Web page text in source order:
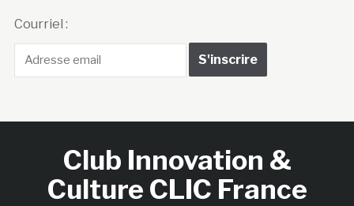
Courriel :
Club Innovation &
Culture CLIC France